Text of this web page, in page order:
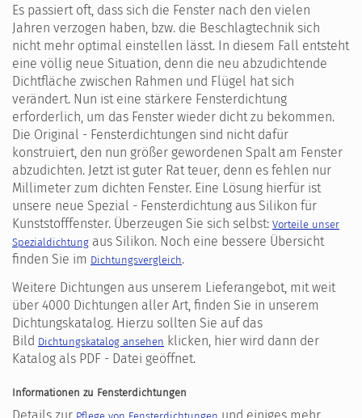
Es passiert oft, dass sich die Fenster nach den vielen
Jahren verzogen haben, bzw. die Beschlagtechnik sich
nicht mehr optimal einstellen lässt. In diesem Fall entsteht
eine völlig neue Situation, denn die neu abzudichtende
Dichtfläche zwischen Rahmen und Flügel hat sich
verändert. Nun ist eine stärkere Fensterdichtung
erforderlich, um das Fenster wieder dicht zu bekommen.
Die Original - Fensterdichtungen sind nicht dafür
konstruiert, den nun größer gewordenen Spalt am Fenster
abzudichten. Jetzt ist guter Rat teuer, denn es fehlen nur
Millimeter zum dichten Fenster. Eine Lösung hierfür ist
unsere neue Spezial - Fensterdichtung aus Silikon für
Kunststofffenster. Überzeugen Sie sich selbst: Vorteile unser
Spezialdichtung aus Silikon. Noch eine bessere Übersicht
finden Sie im Dichtungsvergleich.
Weitere Dichtungen aus unserem Lieferangebot, mit weit
über 4000 Dichtungen aller Art, finden Sie in unserem
Dichtungskatalog. Hierzu sollten Sie auf das
Bild Dichtungskatalog ansehen klicken, hier wird dann der
Katalog als PDF - Datei geöffnet.
Informationen zu Fensterdichtungen
Details zur Pflege von Fensterdichtungen und einiges mehr